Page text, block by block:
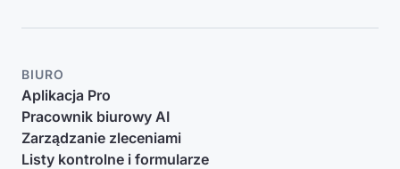
BIURO
Aplikacja Pro
Pracownik biurowy AI
Zarządzanie zleceniami
Listy kontrolne i formularze